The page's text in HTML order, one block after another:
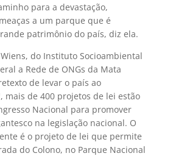
para a devastação,
a um parque que é
patrimônio do país, diz ela.
do Instituto Socioambiental
a Rede de ONGs da Mata
de levar o país ao
mais de 400 projetos de lei estão
Nacional para promover
na legislação nacional. O
é o projeto de lei que permite
do Colono, no Parque Nacional